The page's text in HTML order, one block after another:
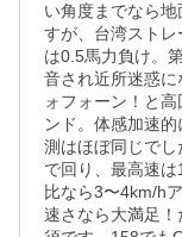
い角度までなら
すが、台湾スト
は0.5馬力負け。
音され近所迷惑
ォフォーン！と
ンド。体感加速
測はほぼ同じで
で回り、最高速
比なら3〜4km/h
速さなら大満足